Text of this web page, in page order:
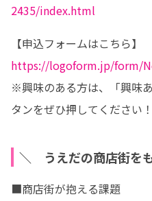
2435/index.html
https://logoform.jp/form/
※興味のある方は、「興味
タンをぜひ押してください！
＼ うえだの商店街を
■商店街が抱える課題